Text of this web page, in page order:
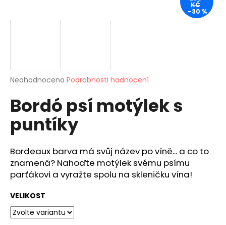
Průměrné
produktu
je
5
hvězdiček.
Neohodnoceno Podrobnosti hodnocení
Bordó psí motýlek s
puntíky
Bordeaux barva má svůj název po víně... a co to
znamená? Nahoďte motýlek svému psímu
parťákovi a vyražte spolu na skleničku vína!
VELIKOST
KČ
–30 %
j
?
D
o
p
o
r
u